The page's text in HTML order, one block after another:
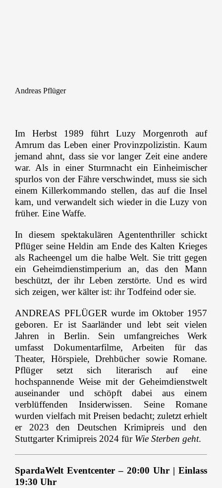
18:00 Uhr
Einlass mit Sektempfang
18:30 Uhr
Feierliche Eröffnungmit
EBM Dr. Fabian Mayer
Axel Preuß
Intendant der Schauspielbühnen in Stuttgart
Astrid Fünderich
Schirmherrin
und den
Stuttgarter Kriminächten
19:30 Uhr
Beginn der Vorstellung
Im Anschluss Premierenfeier
Stuttgarter
Kriminächte 2026
Andreas Pflüger
Im Herbst 1989 führt Luzy Morgenroth auf
Amrum das Leben einer Provinzpolizistin. Kaum
jemand ahnt, dass sie vor langer Zeit eine andere
war. Als in einer Sturmnacht ein Einheimischer
spurlos von der Fähre verschwindet, muss sie sich
einem Killerkommando stellen, das auf die Insel
kam, und verwandelt sich wieder in die Luzy von
früher. Eine Waffe.
In diesem spektakulären Agententhriller schickt
Pflüger seine Heldin am Ende des Kalten Krieges
als Racheengel um die halbe Welt. Sie tritt gegen
ein Geheimdienstimperium an, das den Mann
beschützt, der ihr Leben zerstörte. Und es wird
sich zeigen, wer kälter ist: ihr Todfeind oder sie.
ANDREAS PFLÜGER wurde im Oktober 1957
geboren. Er ist Saarländer und lebt seit vielen
Jahren in Berlin. Sein umfangreiches Werk
umfasst Dokumentarfilme, Arbeiten für das
Theater, Hörspiele, Drehbücher sowie Romane.
Pflüger setzt sich literarisch auf eine
hochspannende Weise mit der Geheimdienstwelt
auseinander und schöpft dabei aus einem
verblüffenden Insiderwissen. Seine Romane
wurden vielfach mit Preisen bedacht; zuletzt erhielt
er 2023 den Deutschen Krimipreis und den
Stuttgarter Krimipreis 2024 für Wie Sterben geht.
SpardaWelt Eventcenter – 20:00 Uhr | Einlass
19:30 Uhr